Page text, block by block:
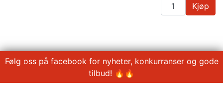
Kjøp
Følg oss på facebook for nyheter, konkurranser og gode
tilbud! 🔥🔥